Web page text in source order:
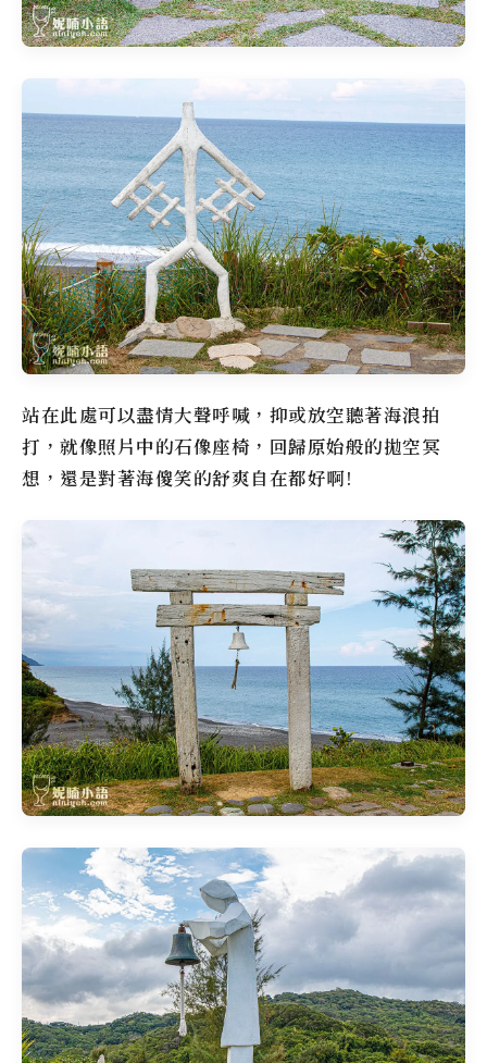
站在此處可以盡情大聲呼喊，抑或放空聽著海浪拍
打，就像照片中的石像座椅，回歸原始般的拋空冥
想，還是對著海傻笑的舒爽自在都好啊!